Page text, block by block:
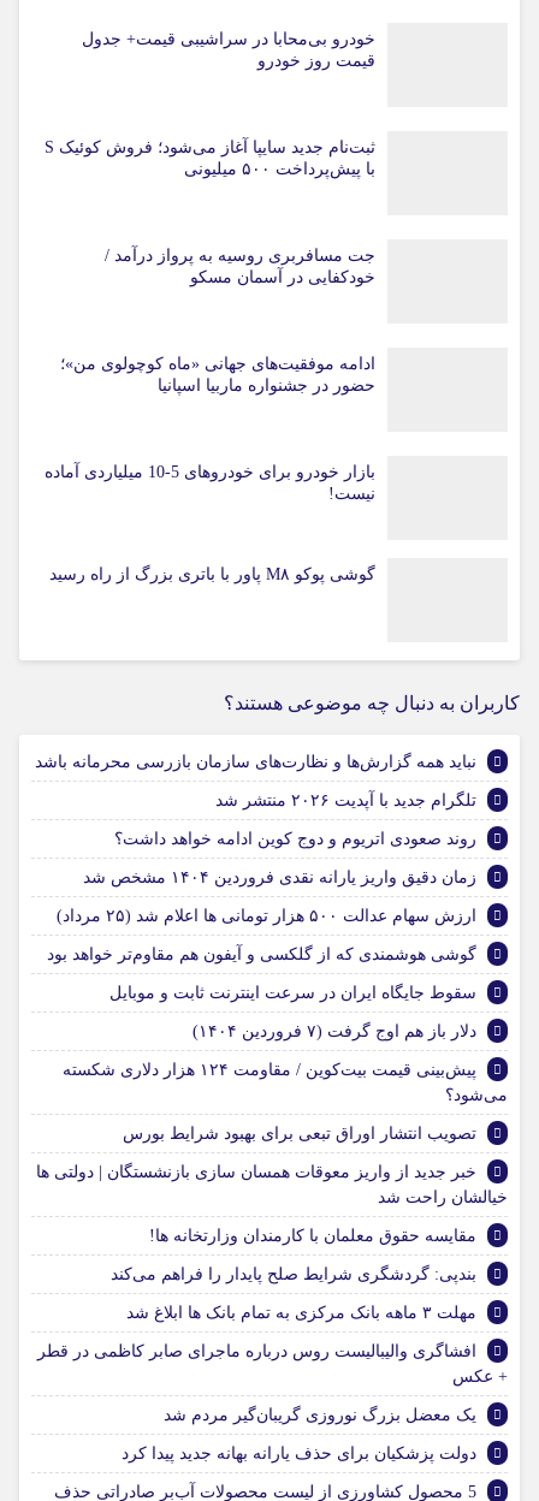
خودرو بی‌محابا در سراشیبی قیمت+ جدول
قیمت روز خودرو
ثبت‌نام جدید سایپا آغاز می‌شود؛ فروش کوئیک S
با پیش‌پرداخت ۵۰۰ میلیونی
جت مسافربری روسیه به پرواز درآمد /
خودکفایی در آسمان مسکو
ادامه موفقیت‌های جهانی «ماه کوچولوی من»؛
حضور در جشنواره ماربیا اسپانیا
بازار خودرو برای خودروهای 5-10 میلیاردی آماده
نیست!
گوشی پوکو M۸ پاور با باتری بزرگ از راه رسید
کاربران به دنبال چه موضوعی هستند؟
نباید همه گزارش‌ها و نظارت‌های سازمان بازرسی محرمانه باشد
تلگرام جدید با آپدیت ۲۰۲۶ منتشر شد
روند صعودی اتریوم و دوج کوین ادامه خواهد داشت؟
زمان دقیق واریز یارانه نقدی فروردین ۱۴۰۴ مشخص شد
ارزش سهام عدالت ۵۰۰ هزار تومانی ها اعلام شد (۲۵ مرداد)
گوشی هوشمندی که از گلکسی و آیفون هم مقاوم‌تر خواهد بود
سقوط جایگاه ایران در سرعت اینترنت ثابت و موبایل
دلار باز هم اوج گرفت (۷ فروردین ۱۴۰۴)
پیش‌بینی قیمت بیت‌کوین / مقاومت ۱۲۴ هزار دلاری شکسته
می‌شود؟
تصویب انتشار اوراق تبعی برای بهبود شرایط بورس
خبر جدید از واریز معوقات همسان سازی بازنشستگان | دولتی ها
خیالشان راحت شد
مقایسه حقوق معلمان با کارمندان وزارتخانه ها!
بندپی: گردشگری شرایط صلح پایدار را فراهم می‌کند
مهلت ۳ ماهه بانک مرکزی به تمام بانک ها ابلاغ شد
افشاگری والیبالیست روس درباره ماجرای صابر کاظمی در قطر
+ عکس
یک معضل بزرگ نوروزی گریبان‌گیر مردم شد
دولت پزشکیان برای حذف یارانه بهانه جدید پیدا کرد
5 محصول کشاورزی از لیست محصولات آب‌بر صادراتی حذف